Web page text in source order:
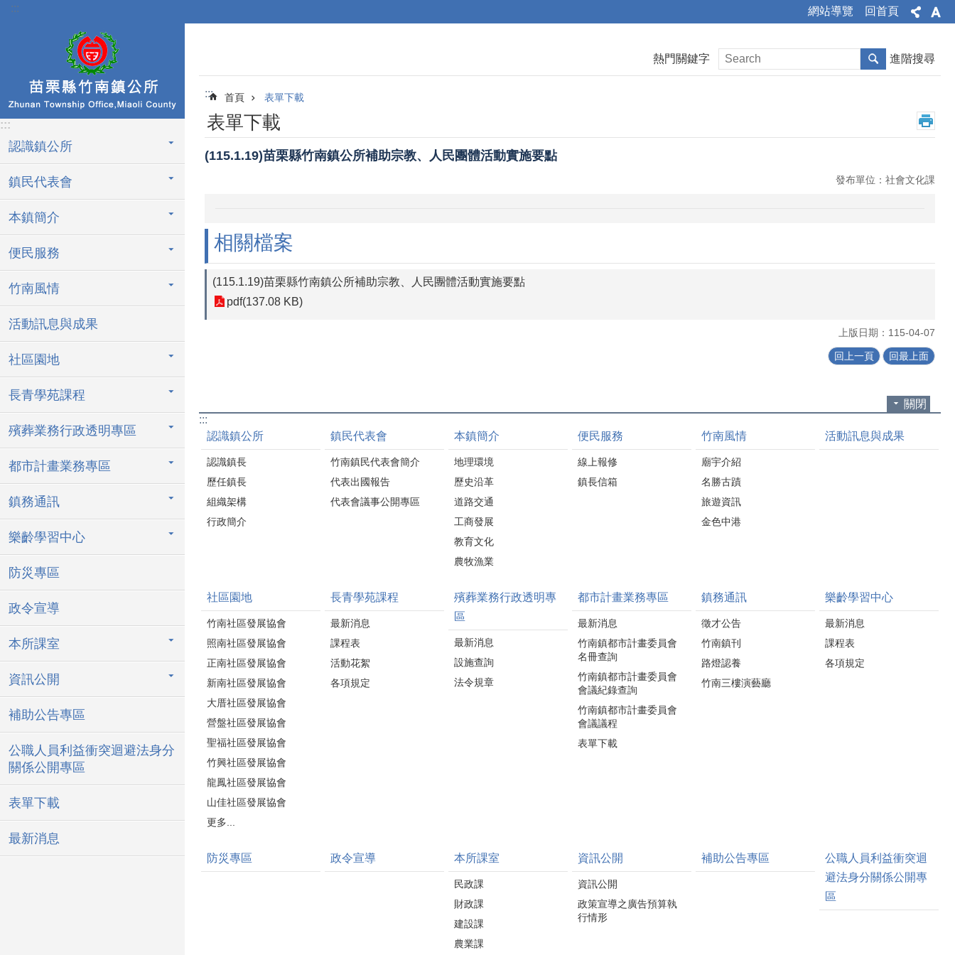
跳到主要內容區塊
::: 網站導覽 回首頁
:::
認識鎮公所
鎮民代表會
本鎮簡介
便民服務
竹南風情
活動訊息與成果
社區園地
長青學苑課程
殯葬業務行政透明專區
都市計畫業務專區
鎮務通訊
樂齡學習中心
防災專區
政令宣導
本所課室
資訊公開
補助公告專區
公職人員利益衝突迴避法身分
關係公開專區
表單下載
最新消息
熱門關鍵字 進階搜尋
::: 首頁 表單下載
表單下載
(115.1.19)苗栗縣竹南鎮公所補助宗教、人民團體活動實施要點
發布單位：社會文化課
相關檔案
(115.1.19)苗栗縣竹南鎮公所補助宗教、人民團體活動實施要點
pdf(137.08 KB)
上版日期：115-04-07
回上一頁 回最上面
關閉
:::
認識鎮公所
認識鎮長
歷任鎮長
組織架構
行政簡介
鎮民代表會
竹南鎮民代表會簡介
代表出國報告
代表會議事公開專區
本鎮簡介
地理環境
歷史沿革
道路交通
工商發展
教育文化
農牧漁業
便民服務
線上報修
鎮長信箱
竹南風情
廟宇介紹
名勝古蹟
旅遊資訊
金色中港
活動訊息與成果
社區園地
竹南社區發展協會
照南社區發展協會
正南社區發展協會
新南社區發展協會
大厝社區發展協會
營盤社區發展協會
聖福社區發展協會
竹興社區發展協會
龍鳳社區發展協會
山佳社區發展協會
更多...
長青學苑課程
最新消息
課程表
活動花絮
各項規定
殯葬業務行政透明專
區
最新消息
設施查詢
法令規章
都市計畫業務專區
最新消息
竹南鎮都市計畫委員會
名冊查詢
竹南鎮都市計畫委員會
會議紀錄查詢
竹南鎮都市計畫委員會
會議議程
表單下載
鎮務通訊
徵才公告
竹南鎮刊
路燈認養
竹南三樓演藝廳
樂齡學習中心
最新消息
課程表
各項規定
防災專區 政令宣導 本所課室
民政課
財政課
建設課
農業課
資訊公開
資訊公開
政策宣導之廣告預算執
行情形
補助公告專區
公職人員利益衝突迴
避法身分關係公開專
區